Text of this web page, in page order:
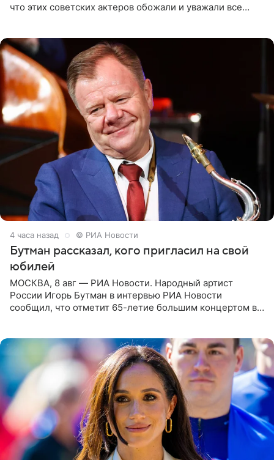
что этих советских актеров обожали и уважали все
4 часа назад © РИА Новости
Бутман рассказал, кого пригласил на свой
юбилей
МОСКВА, 8 авг — РИА Новости. Народный артист
России Игорь Бутман в интервью РИА Новости
сообщил, что отметит 65-летие большим концертом в